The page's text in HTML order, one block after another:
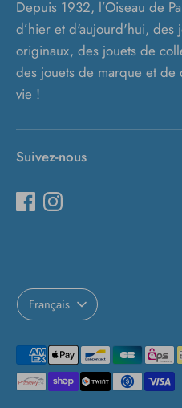
Depuis 1932, l’Oiseau de
d’hier et d'aujourd'hui, des
originaux, des jouets de
des jouets de marque et
vie !
Suivez-nous
Langue
Français
Méthodes
de